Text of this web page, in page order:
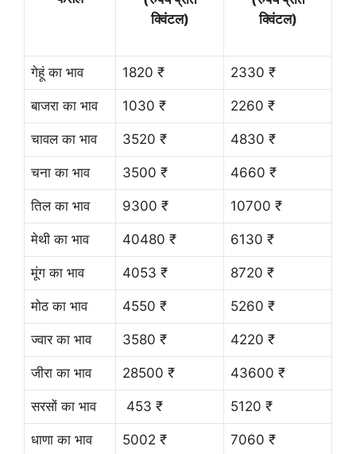
क्विंटल)
क्विंटल)
गेहूं का भाव 1820 ₹ 2330 ₹
बाजरा का भाव 1030 ₹ 2260 ₹
चावल का भाव 3520 ₹ 4830 ₹
चना का भाव 3500 ₹ 4660 ₹
तिल का भाव 9300 ₹ 10700 ₹
मेथी का भाव 40480 ₹ 6130 ₹
मूंग का भाव 4053 ₹ 8720 ₹
मोठ का भाव 4550 ₹ 5260 ₹
ज्वार का भाव 3580 ₹ 4220 ₹
जीरा का भाव 28500 ₹ 43600 ₹
सरसों का भाव 453 ₹ 5120 ₹
धाणा का भाव 5002 ₹ 7060 ₹